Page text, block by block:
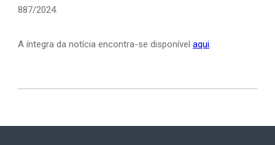
887/2024.
A íntegra da notícia encontra-se disponívelaqui.